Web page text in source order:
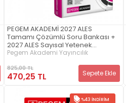
PEGEM AKADEMİ 2027 ALES
Tamamı Çözümlü Soru Bankası +
2027 ALES Sayısal Yetenek
Matematik Tamamı Çözümlü
Pegem Akademi Yayıncılık
825,00 TL
470,25 TL Sepete Ekle
%43 İNDIRIM